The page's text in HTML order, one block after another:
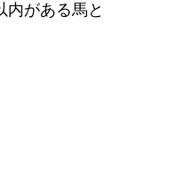
内がある馬と